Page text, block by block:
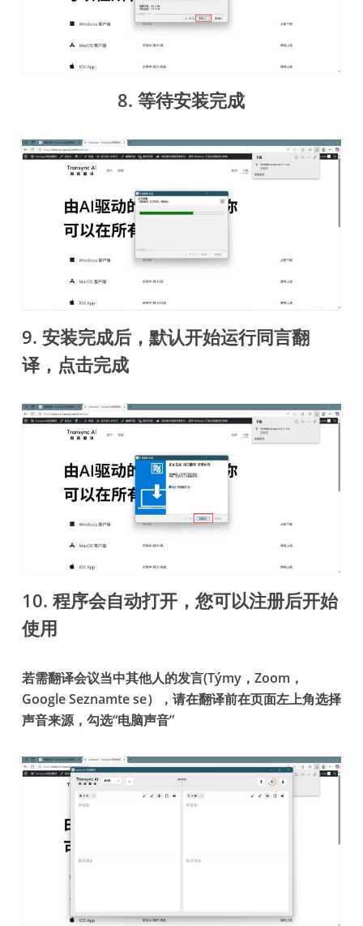
8. 等待安装完成
9. 安装完成后，默认开始运行同言翻
译，点击完成
10. 程序会自动打开，您可以注册后开始
使用
若需翻译会议当中其他人的发言(Týmy，Zoom，
Google Seznamte se），请在翻译前在页面左上角选择
声音来源，勾选“电脑声音”